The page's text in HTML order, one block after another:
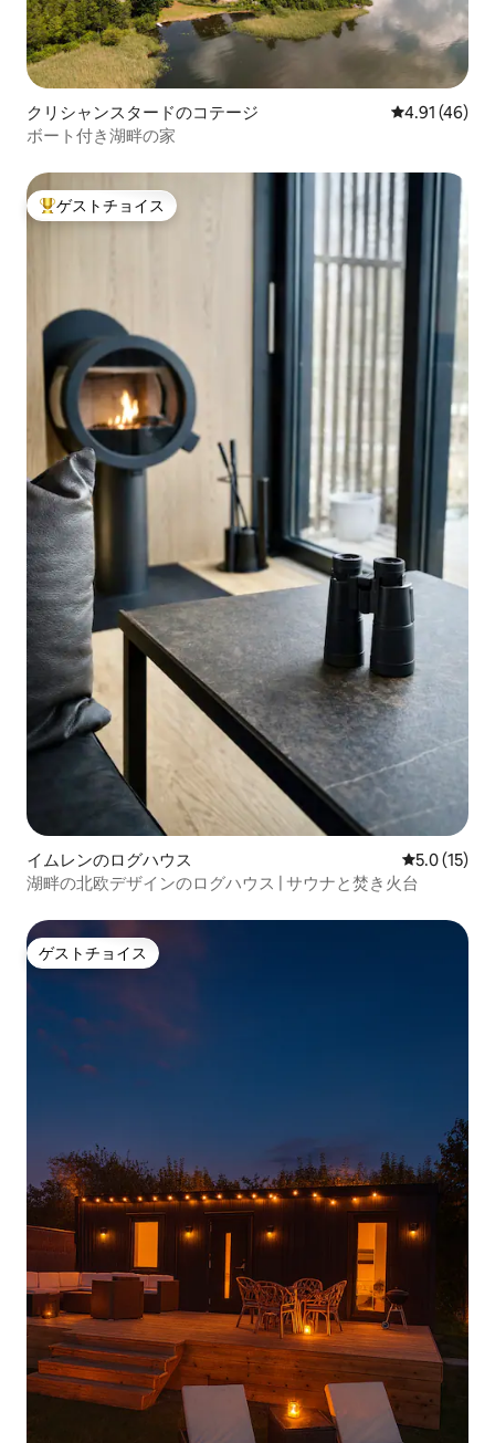
クリシャンスタードのコテージ レビュー46
4.91 (46)
ボート付き湖畔の家
大好評のゲストチョイスです。
ゲストチョイス
イムレンのログハウス レビュー15
5.0 (15)
湖畔の北欧デザインのログハウス | サウナと焚き火台
ゲストチョイス
ゲストチョイス